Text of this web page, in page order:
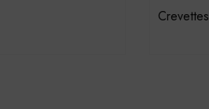
Crevettes